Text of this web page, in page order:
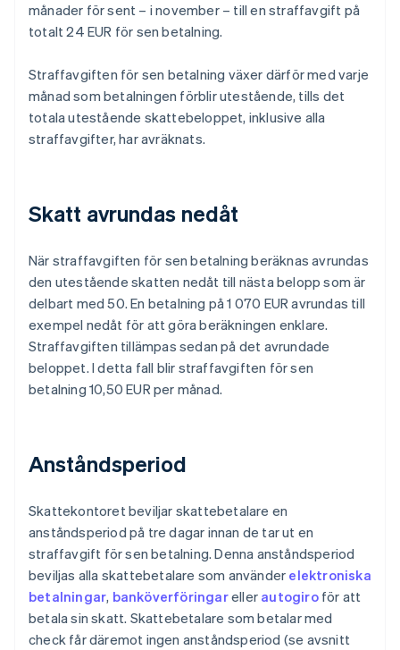
månader för sent – i november – till en straffavgift på
totalt 24 EUR för sen betalning.
Straffavgiften för sen betalning växer därför med varje
månad som betalningen förblir utestående, tills det
totala utestående skattebeloppet, inklusive alla
straffavgifter, har avräknats.
Skatt avrundas nedåt
När straffavgiften för sen betalning beräknas avrundas
den utestående skatten nedåt till nästa belopp som är
delbart med 50. En betalning på 1 070 EUR avrundas till
exempel nedåt för att göra beräkningen enklare.
Straffavgiften tillämpas sedan på det avrundade
beloppet. I detta fall blir straffavgiften för sen
betalning 10,50 EUR per månad.
Anståndsperiod
Skattekontoret beviljar skattebetalare en
anståndsperiod på tre dagar innan de tar ut en
straffavgift för sen betalning. Denna anståndsperiod
beviljas alla skattebetalare som använder elektroniska
betalningar, banköverföringareller autogiroför att
betala sin skatt. Skattebetalare som betalar med
check får däremot ingen anståndsperiod (se avsnitt